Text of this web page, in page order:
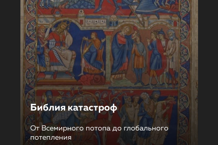
Библия катастроф
От Всемирного потопа до глобального
потепления